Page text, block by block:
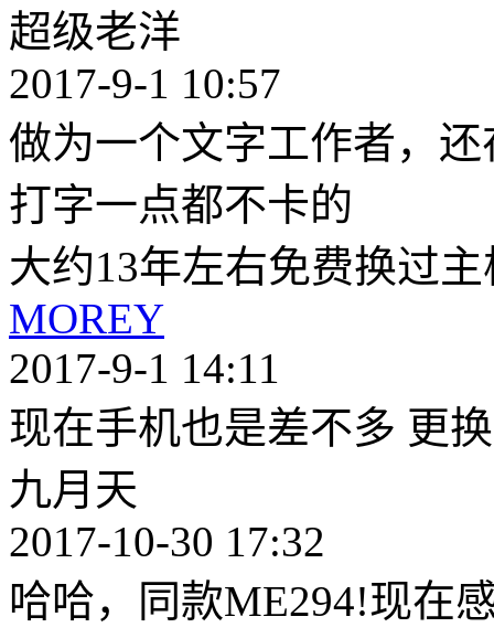
超级老洋
2017-9-1 10:57
做为一个文字工作者，
打字一点都不卡的
大约13年左右免费换过
MOREY
2017-9-1 14:11
现在手机也是差不多 更
九月天
2017-10-30 17:32
哈哈，同款ME294!现在